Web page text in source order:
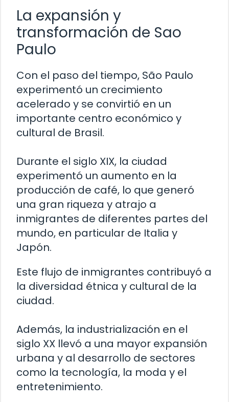
La expansión y
transformación de Sao
Paulo
Con el paso del tiempo, São Paulo
experimentó un crecimiento
acelerado y se convirtió en un
importante centro económico y
cultural de Brasil.
Durante el siglo XIX, la ciudad
experimentó un aumento en la
producción de café, lo que generó
una gran riqueza y atrajo a
inmigrantes de diferentes partes del
mundo, en particular de Italia y
Japón.
Este flujo de inmigrantes contribuyó a
la diversidad étnica y cultural de la
ciudad.
Además, la industrialización en el
siglo XX llevó a una mayor expansión
urbana y al desarrollo de sectores
como la tecnología, la moda y el
entretenimiento.